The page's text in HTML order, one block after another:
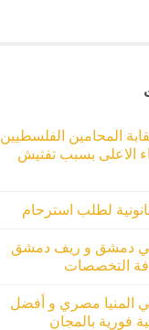
المحامين الفلسطيين
الاعلى بسبب تفتيش
لطلب استرحام
دمشق و ريف دمشق
التخصصات
المنيا مصري و أفضل
فورية بالمجان